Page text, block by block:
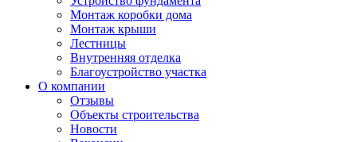
Монтаж коробки дома
Монтаж крыши
Лестницы
Внутренняя отделка
Благоустройство участка
О компании
Отзывы
Объекты строительства
Новости